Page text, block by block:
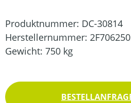
Produktnummer: DC-30814
Herstellernummer:
Gewicht: 750 kg